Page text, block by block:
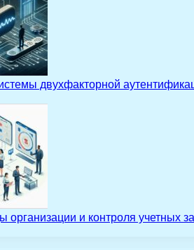
двухфакторной
организации и контроля учетных